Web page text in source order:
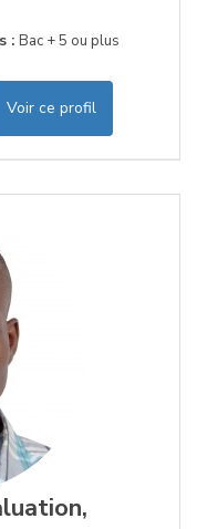
: Bac + 5 ou plus
Voir ce profil